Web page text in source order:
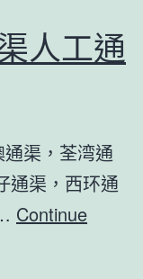
人工通
渠，荃湾通
通渠，西环通
Continue